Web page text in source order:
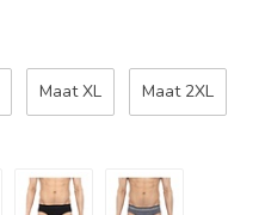
Maat XL Maat 2XL